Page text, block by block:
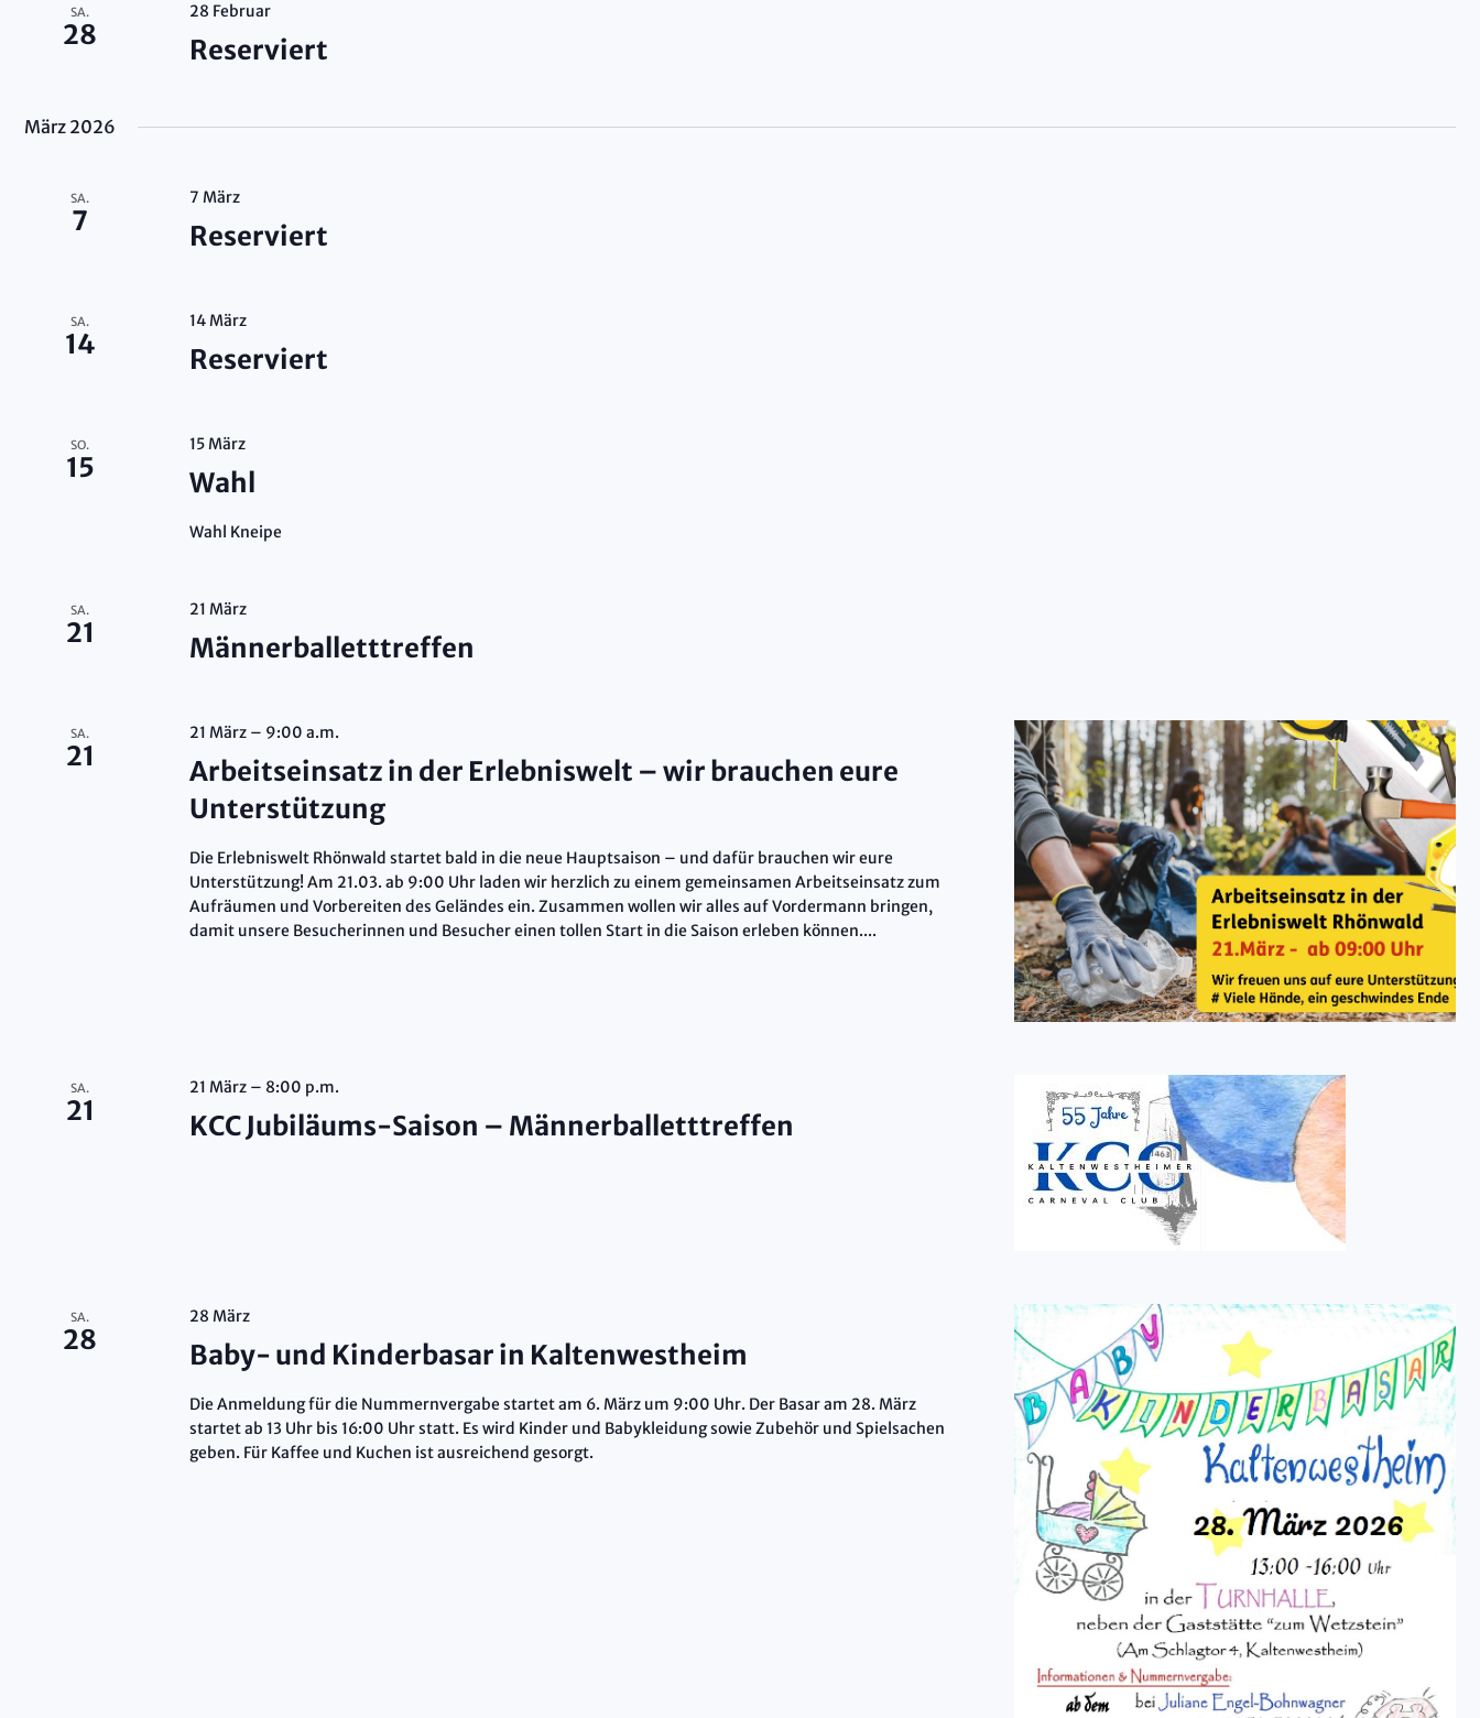
SA.
28
28 Februar
Reserviert
März 2026
SA.
7
7 März
Reserviert
SA.
14
14 März
Reserviert
SO.
15
15 März
Wahl
Wahl Kneipe
SA.
21
21 März
Männerballetttreffen
SA.
21
21 März – 9:00 a.m.
Arbeitseinsatz in der Erlebniswelt – wir brauchen eure
Unterstützung
Die Erlebniswelt Rhönwald startet bald in die neue Hauptsaison – und dafür brauchen wir eure
Unterstützung! Am 21.03. ab 9:00 Uhr laden wir herzlich zu einem gemeinsamen Arbeitseinsatz zum
Aufräumen und Vorbereiten des Geländes ein. Zusammen wollen wir alles auf Vordermann bringen,
damit unsere Besucherinnen und Besucher einen tollen Start in die Saison erleben können....
SA.
21
21 März – 8:00 p.m.
KCC Jubiläums-Saison – Männerballetttreffen
SA.
28
28 März
Baby- und Kinderbasar in Kaltenwestheim
Die Anmeldung für die Nummernvergabe startet am 6. März um 9:00 Uhr. Der Basar am 28. März
startet ab 13 Uhr bis 16:00 Uhr statt. Es wird Kinder und Babykleidung sowie Zubehör und Spielsachen
geben. Für Kaffee und Kuchen ist ausreichend gesorgt.